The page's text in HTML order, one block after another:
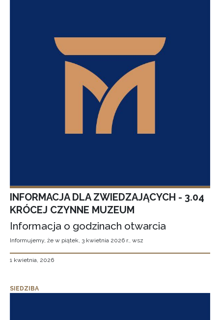
INFORMACJA DLA ZWIEDZAJĄCYCH - 3.04
KRÓCEJ CZYNNE MUZEUM
Informacja o godzinach otwarcia
Informujemy, że w piątek, 3 kwietnia 2026 r., wsz
1 kwietnia, 2026
SIEDZIBA